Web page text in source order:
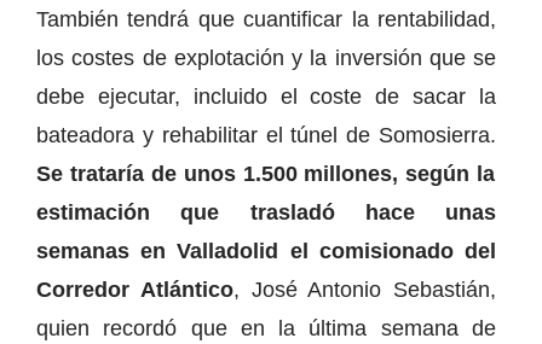
También tendrá que cuantificar la rentabilidad,
los costes de explotación y la inversión que se
debe ejecutar, incluido el coste de sacar la
bateadora y rehabilitar el túnel de Somosierra.
Se trataría de unos 1.500 millones, según la
estimación que trasladó hace unas
semanas en Valladolid el comisionado del
Corredor Atlántico, José Antonio Sebastián,
quien recordó que en la última semana de